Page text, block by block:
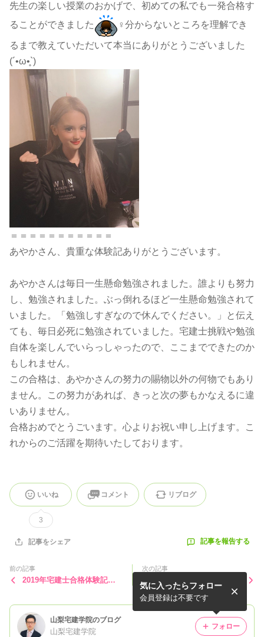
先生の楽しい授業のおかげで、初めての私でも一発合格す
ることができました
‍♀️分からないところを理解でき
るまで教えていただいて本当にありがとうございました
(´•ω•̥`)
＝＝＝＝＝＝＝＝＝＝＝
あやかさん、貴重な体験記ありがとうございます。
あやかさんは毎日一生懸命勉強されました。誰よりも努力
し、勉強されました。ぶっ倒れるほど一生懸命勉強されて
いました。「勉強しすぎなので休んでください。」と伝え
ても、毎日必死に勉強されていました。宅建士挑戦や勉強
自体を楽しんでいらっしゃったので、ここまでできたのか
もしれません。
この合格は、あやかさんの努力の賜物以外の何物でもあり
ません。この努力があれば、きっと次の夢もかなえるに違
いありません。
合格おめでとうごいます。心よりお祝い申し上げます。こ
れからのご活躍を期待いたしております。
いいね
3
コメント リブログ
記事をシェア 記事を報告する
前の記事
2019年宅建士合格体験記
次の記事
2019年宅建士合格体験記 H
Sさん
山梨宅建学院のブログ
山梨宅建学院
気に入ったらフォロー
会員登録は不要です
フォロー